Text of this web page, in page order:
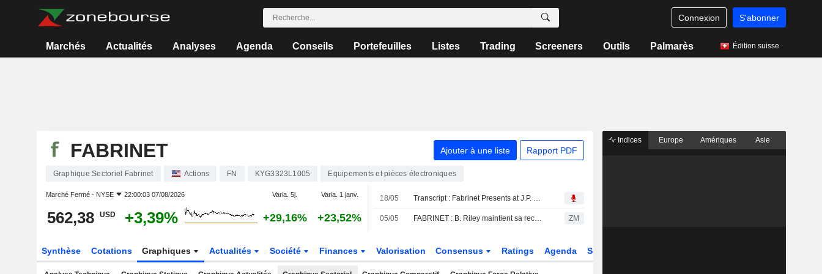
Connexion S'abonner
Marchés Actualités Analyses Agenda Conseils Portefeuilles Listes Trading Screeners Outils Palmarès Édition suisse
FABRINET Ajouter à une liste Rapport PDF
Graphique Sectoriel Fabrinet Actions FN KYG3323L1005 Equipements et pièces électroniques
Marché Fermé - NYSE 22:00:03 07/08/2026 Varia. 5j. Varia. 1 janv.
562,38 USD +3,39% +29,16% +23,52%
18/05 Transcript : Fabrinet Presents at J.P. Morgan 54th Annual Global Technology, Media and Communications Conference, May-18-2026 11:05 AM
05/05 FABRINET : B. Riley maintient sa recommandation neutre ZM
Synthèse Cotations Graphiques Actualités Société Finances Valorisation Consensus Ratings Agenda Secteur
Indices Europe Amériques Asie